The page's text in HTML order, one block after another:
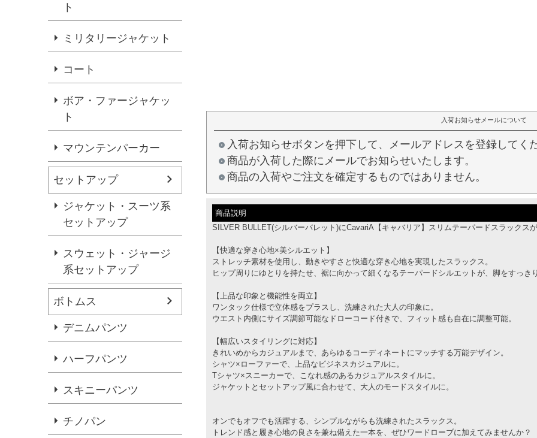
ト
ミリタリージャケット
コート
ボア・ファージャケッ
ト
マウンテンパーカー
セットアップ
ジャケット・スーツ系
セットアップ
スウェット・ジャージ
系セットアップ
ボトムス
デニムパンツ
ハーフパンツ
スキニーパンツ
チノパン
入荷お知らせメールについて
入荷お知らせボタンを押下して、メールアドレスを登録してく
商品が入荷した際にメールでお知らせいたします。
商品の入荷やご注文を確定するものではありません。
商品説明
SILVER BULLET(シルバーバレット)にCavariA【キャバリア】スリムテーパードスラックスが
【快適な穿き心地×美シルエット】
ストレッチ素材を使用し、動きやすさと快適な穿き心地を実現したスラックス。
ヒップ周りにゆとりを持たせ、裾に向かって細くなるテーパードシルエットが、脚をすっき
【上品な印象と機能性を両立】
ワンタック仕様で立体感をプラスし、洗練された大人の印象に。
ウエスト内側にサイズ調節可能なドローコード付きで、フィット感も自在に調整可能。
【幅広いスタイリングに対応】
きれいめからカジュアルまで、あらゆるコーディネートにマッチする万能デザイン。
シャツ×ローファーで、上品なビジネスカジュアルに。
Tシャツ×スニーカーで、こなれ感のあるカジュアルスタイルに。
ジャケットとセットアップ風に合わせて、大人のモードスタイルに。
オンでもオフでも活躍する、シンプルながらも洗練されたスラックス。
トレンド感と履き心地の良さを兼ね備えた一本を、ぜひワードローブに加えてみませんか？